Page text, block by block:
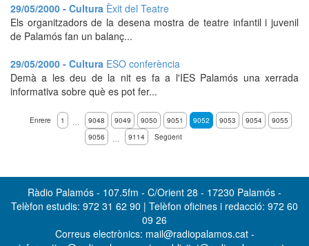
29/05/2000 - Cultura Èxit del Teatre
Els organitzadors de la desena mostra de teatre infantil i juvenil
de Palamós fan un balanç...
29/05/2000 - Cultura ESO conferència
Demà a les deu de la nit es fa a l'IES Palamós una xerrada
informativa sobre què es pot fer...
Enrere 1 9048 9049 9050 9051 9052 9053 9054
9055
9056
9114 Següent
Ràdio Palamós - 107.5fm - C/Orient 28 - 17230 Palamós -
Telèfon estudis: 972 31 62 90 | Telèfon oficines i redacció: 972 60
09 26
Correus electrònics: mail@radiopalamos.cat -